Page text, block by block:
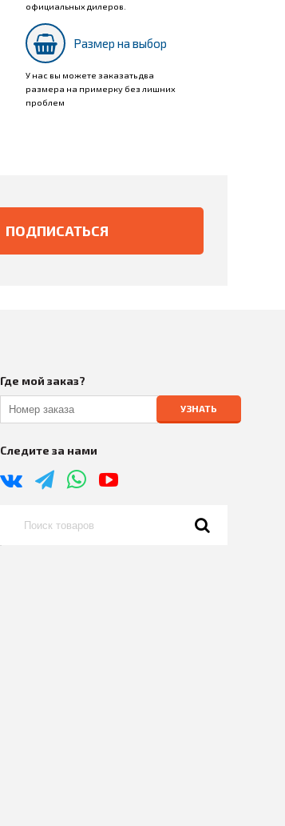
официальных дилеров.
Размер на выбор
У нас вы можете заказать два
размера на примерку без лишних
проблем
Где мой заказ?
УЗНАТЬ
Следите за нами